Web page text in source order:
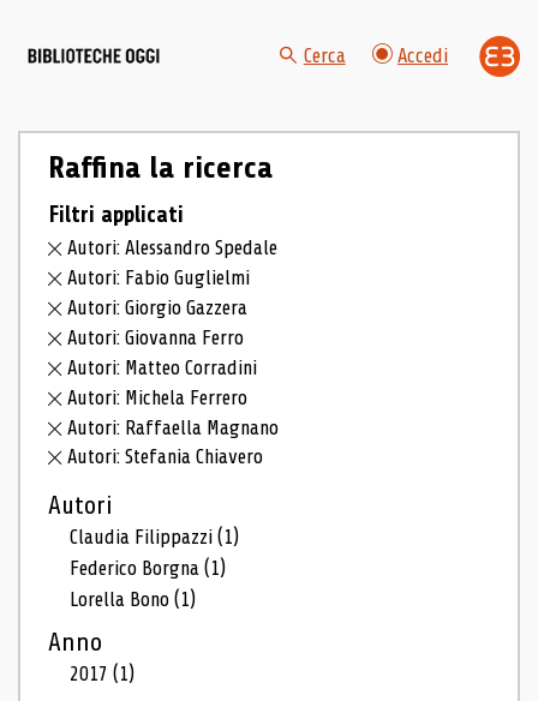
Cerca Accedi
Raffina la ricerca
Filtri applicati
Autori: Alessandro Spedale
Autori: Fabio Guglielmi
Autori: Giorgio Gazzera
Autori: Giovanna Ferro
Autori: Matteo Corradini
Autori: Michela Ferrero
Autori: Raffaella Magnano
Autori: Stefania Chiavero
Autori
Claudia Filippazzi(1)
Federico Borgna(1)
Lorella Bono(1)
Anno
2017(1)